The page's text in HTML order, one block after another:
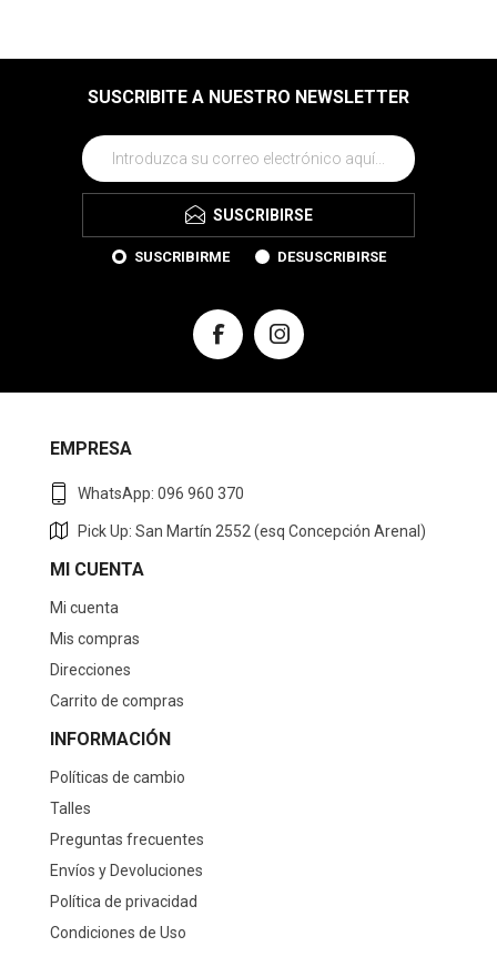
SUSCRIBITE A NUESTRO NEWSLETTER
SUSCRIBIRSE
SUSCRIBIRME DESUSCRIBIRSE
EMPRESA
WhatsApp: 096 960 370
Pick Up: San Martín 2552 (esq Concepción Arenal)
MI CUENTA
Mi cuenta
Mis compras
Direcciones
Carrito de compras
INFORMACIÓN
Políticas de cambio
Talles
Preguntas frecuentes
Envíos y Devoluciones
Política de privacidad
Condiciones de Uso